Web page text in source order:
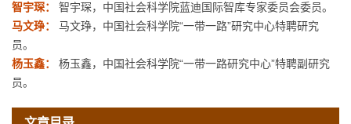
智宇琛：
智宇琛，中国社会科学院蓝迪国际智库专家委员会委员。
马文琤：
马文琤，中国社会科学院“一带一路”研究中心特聘研究
员。
杨玉鑫：
杨玉鑫，中国社会科学院“一带一路研究中心”特聘副研究
员。